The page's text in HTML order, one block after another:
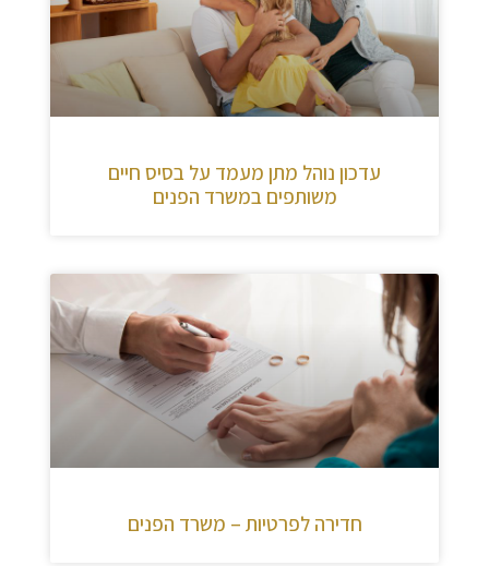
עדכון נוהל מתן מעמד על בסיס חיים
משותפים במשרד הפנים
חדירה לפרטיות – משרד הפנים